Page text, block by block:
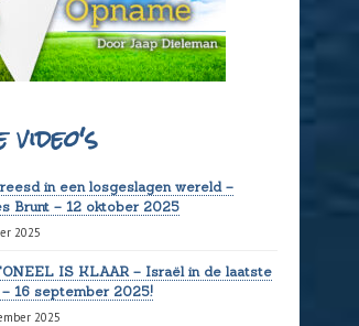
video's
in een losgeslagen wereld –
Brunt – 12 oktober 2025
2025
IS KLAAR – Israël in de laatste
– 16 september 2025!
2025